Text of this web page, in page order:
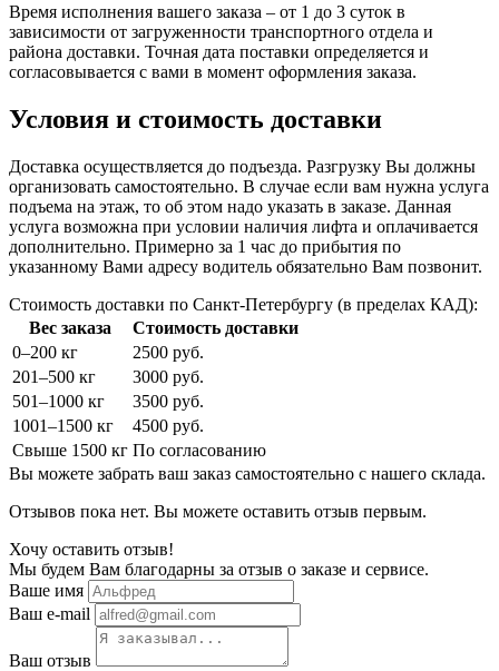
Время исполнения вашего заказа – от 1 до 3 суток в
зависимости от загруженности транспортного отдела и
района доставки. Точная дата поставки определяется и
согласовывается с вами в момент оформления заказа.
Условия и стоимость доставки
Доставка осуществляется до подъезда. Разгрузку Вы должны
организовать самостоятельно. В случае если вам нужна услуга
подъема на этаж, то об этом надо указать в заказе. Данная
услуга возможна при условии наличия лифта и оплачивается
дополнительно. Примерно за 1 час до прибытия по
указанному Вами адресу водитель обязательно Вам позвонит.
Стоимость доставки по Санкт-Петербургу (в пределах КАД):
Вес заказа
Стоимость доставки
0–200 кг
2500 руб.
201–500 кг
3000 руб.
501–1000 кг
3500 руб.
1001–1500 кг
4500 руб.
Свыше 1500 кг По согласованию
Вы можете забрать ваш заказ самостоятельно с нашего склада.
Отзывов пока нет. Вы можете оставить отзыв первым.
Хочу оставить отзыв!
Мы будем Вам благодарны за отзыв о заказе и сервисе.
Ваше имя
Ваш e-mail
Ваш отзыв